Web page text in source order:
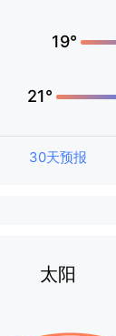
19°
21°
30天预报
太阳